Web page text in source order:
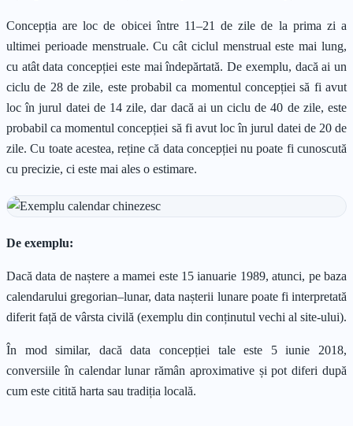
Concepția are loc de obicei între 11–21 de zile de la prima zi a
ultimei perioade menstruale. Cu cât ciclul menstrual este mai lung,
cu atât data concepției este mai îndepărtată. De exemplu, dacă ai un
ciclu de 28 de zile, este probabil ca momentul concepției să fi avut
loc în jurul datei de 14 zile, dar dacă ai un ciclu de 40 de zile, este
probabil ca momentul concepției să fi avut loc în jurul datei de 20 de
zile. Cu toate acestea, reține că data concepției nu poate fi cunoscută
cu precizie, ci este mai ales o estimare.
De exemplu:
Dacă data de naștere a mamei este 15 ianuarie 1989, atunci, pe baza
calendarului gregorian–lunar, data nașterii lunare poate fi interpretată
diferit față de vârsta civilă (exemplu din conținutul vechi al site-ului).
În mod similar, dacă data concepției tale este 5 iunie 2018,
conversiile în calendar lunar rămân aproximative și pot diferi după
cum este citită harta sau tradiția locală.